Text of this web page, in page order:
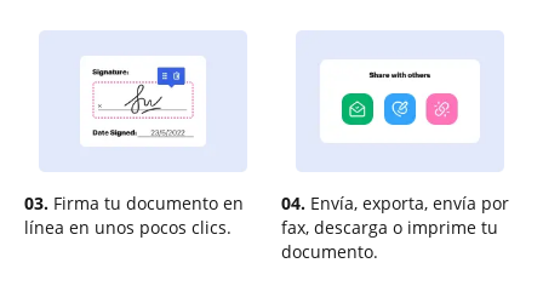
03. Firma tu documento en
línea en unos pocos clics.
04. Envía, exporta, envía por
fax, descarga o imprime tu
documento.